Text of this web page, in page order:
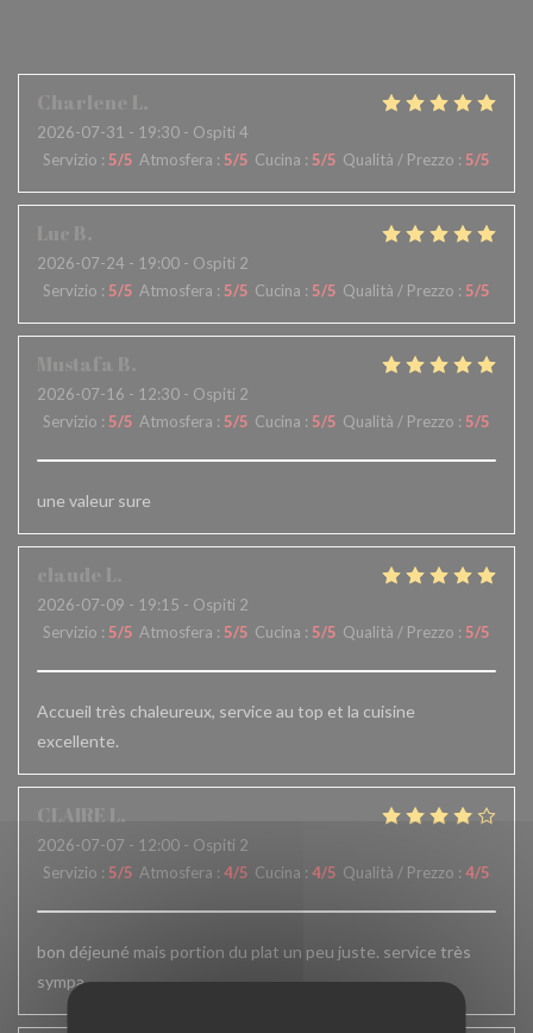
2026-07-31 - 19:30 - Ospiti 4
Servizio : 5/5 Atmosfera : 5/5 Cucina : 5/5 Qualità / Prezzo : 5/5
2026-07-24 - 19:00 - Ospiti 2
Servizio : 5/5 Atmosfera : 5/5 Cucina : 5/5 Qualità / Prezzo : 5/5
2026-07-16 - 12:30 - Ospiti 2
Servizio : 5/5 Atmosfera : 5/5 Cucina : 5/5 Qualità / Prezzo : 5/5
une valeur sure
2026-07-09 - 19:15 - Ospiti 2
Servizio : 5/5 Atmosfera : 5/5 Cucina : 5/5 Qualità / Prezzo : 5/5
Accueil très chaleureux, service au top et la cuisine
excellente.
CLAIRE
2026-07-07 - 12:00 - Ospiti 2
Servizio : 5/5 Atmosfera : 4/5 Cucina : 4/5 Qualità / Prezzo : 4/5
bon déjeuné mais portion du plat un peu juste. service très
sympa.